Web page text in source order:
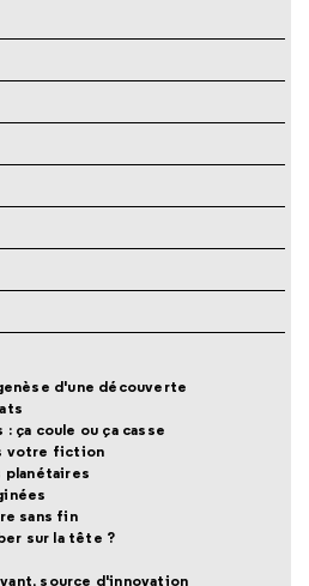
d'une découverte
ça coule ou ça casse
votre fiction
planétaires
sans fin
sur la tête ?
source d'innovation